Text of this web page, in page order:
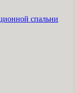
спальни